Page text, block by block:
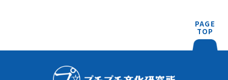
PAGE
TOP